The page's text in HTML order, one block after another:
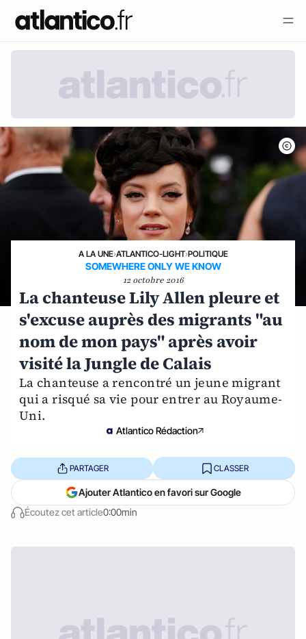
A LA UNE›ATLANTICO-LIGHT›POLITIQUE
SOMEWHERE ONLY WE KNOW
12 octobre 2016
La chanteuse Lily Allen pleure et
s'excuse auprès des migrants "au
nom de mon pays" après avoir
visité la Jungle de Calais
La chanteuse a rencontré un jeune migrant
qui a risqué sa vie pour entrer au Royaume-
Uni.
Atlantico Rédaction
Écoutez cet article0:00min
PARTAGER CLASSER
Ajouter Atlantico en favori sur Google